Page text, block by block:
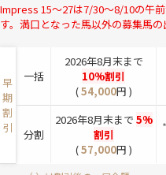
Impress 15～27は7/30～8/10の午
す。満口となった馬以外の募集馬
早
期
割
引
一括
2026年8月末まで
10%割引
(54,000円 )
分割
2026年8月末まで 5%
割引
(57,000円 )